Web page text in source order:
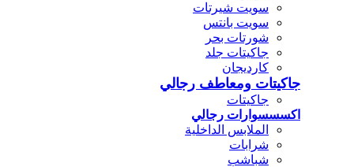
سويت شيرتات
سويت بانتس
شورتات بحر
جاكيتات جلد
كارديجان
جاكيتات ومعاطف رجالي
جاكيتات
اكسسسوارات رجالي
الملابس الداخلية
شرابات
شباشب